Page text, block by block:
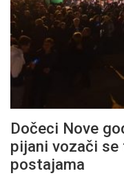
Dočeci Nove
pijani vozači
postajama